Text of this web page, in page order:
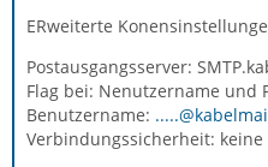
ERweiterte
Postausgangsserver:
Flag bei: Nenutzername und
Benutzername:
Verbindungssicherheit: keine